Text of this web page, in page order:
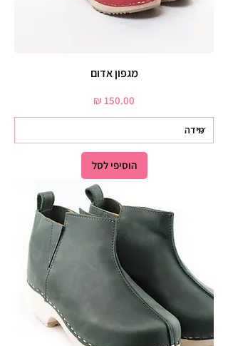
מגפון אדום
מחיר
הוסיפי לסל